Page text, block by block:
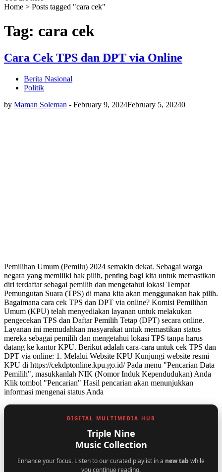
Home > Posts tagged "cara cek"
Tag: cara cek
Cara Cek TPS dan DPT via Online
Berita Nasional
Politik
by Maman Soleman - February 9, 2024February 5, 20240
Pemilihan Umum (Pemilu) 2024 semakin dekat. Sebagai warga
negara yang memiliki hak pilih, penting bagi kita untuk memastikan
diri terdaftar sebagai pemilih dan mengetahui lokasi Tempat
Pemungutan Suara (TPS) di mana kita akan menggunakan hak pilih.
Bagaimana cara cek TPS dan DPT via online? Komisi Pemilihan
Umum (KPU) telah menyediakan layanan untuk melakukan
pengecekan TPS dan Daftar Pemilih Tetap (DPT) secara online.
Layanan ini memudahkan masyarakat untuk memastikan status
mereka sebagai pemilih dan mengetahui lokasi TPS tanpa harus
datang ke kantor KPU. Berikut adalah cara-cara untuk cek TPS dan
DPT via online: 1. Melalui Website KPU Kunjungi website resmi
KPU di https://cekdptonline.kpu.go.id/ Pada menu "Pencarian Data
Pemilih", masukkanlah NIK (Nomor Induk Kependudukan) Anda
Klik tombol "Pencarian" Hasil pencarian akan menunjukkan
informasi mengenai status Anda
DIGITAL MULTIMEDIA HUB
Triple Nine
Music Collection
Enhance your focus. Listen to our curated playlist in a new tab while
you continue reading.